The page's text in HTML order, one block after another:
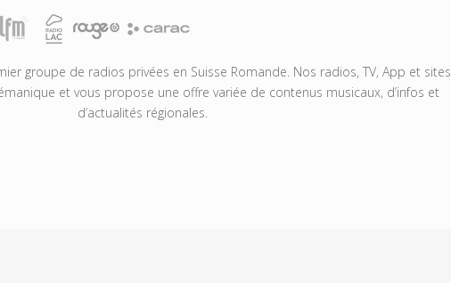
groupe de radios privées en Suisse Romande. Nos radios, TV, App et sites
et vous propose une offre variée de contenus musicaux, d’infos et
d’actualités régionales.